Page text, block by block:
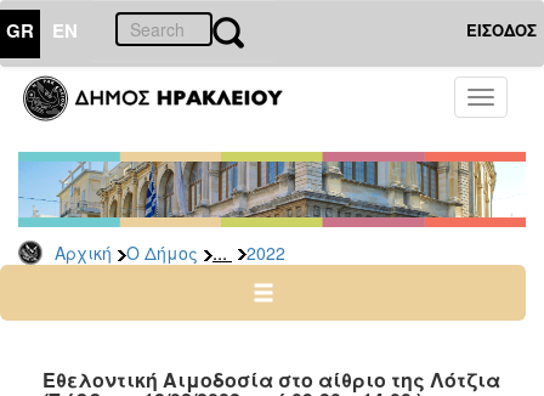
GR EN ΕΙΣΟΔΟΣ
Toggle
Αρχική Ο Δήμος ... 2022
ΔΗΜΟΣ
Δελτία
Τύπου
Αρχείο
2026
2024
Εθελοντική Αιμοδοσία στο αίθριο της Λότζια